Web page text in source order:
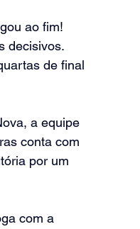
ao fim!
decisivos.
de final
a equipe
conta com
por um
com a